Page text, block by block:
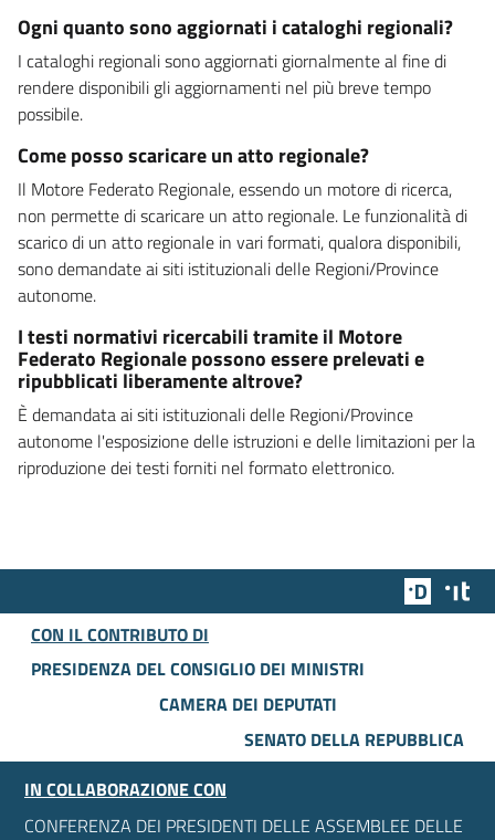
Ogni quanto sono aggiornati i cataloghi regionali?
I cataloghi regionali sono aggiornati giornalmente al fine di
rendere disponibili gli aggiornamenti nel più breve tempo
possibile.
Come posso scaricare un atto regionale?
Il Motore Federato Regionale, essendo un motore di ricerca,
non permette di scaricare un atto regionale. Le funzionalità di
scarico di un atto regionale in vari formati, qualora disponibili,
sono demandate ai siti istituzionali delle Regioni/Province
autonome.
I testi normativi ricercabili tramite il Motore
Federato Regionale possono essere prelevati e
ripubblicati liberamente altrove?
È demandata ai siti istituzionali delle Regioni/Province
autonome l'esposizione delle istruzioni e delle limitazioni per la
riproduzione dei testi forniti nel formato elettronico.
Team
CON IL CONTRIBUTO DI
PRESIDENZA DEL CONSIGLIO DEI MINISTRI
CAMERA DEI DEPUTATI
SENATO DELLA REPUBBLICA
IN COLLABORAZIONE CON
CONFERENZA DEI PRESIDENTI DELLE ASSEMBLEE DELLE